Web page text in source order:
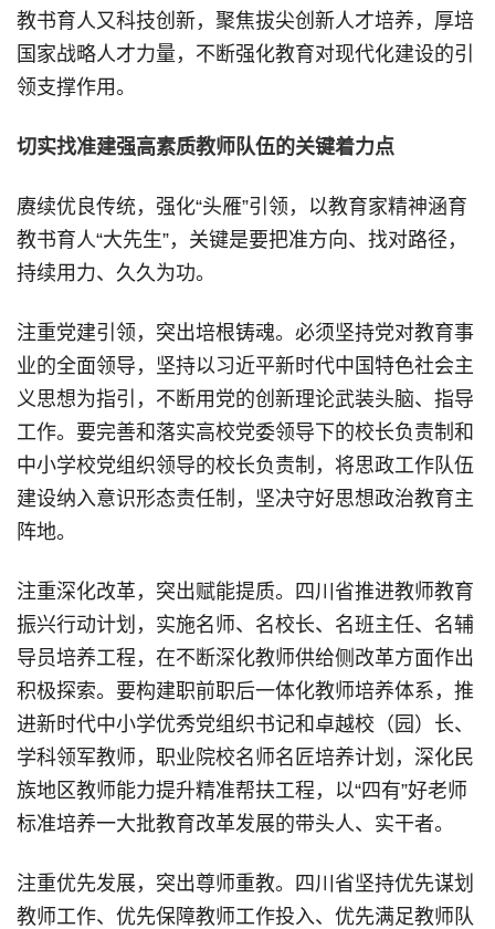
教书育人又科技创新，聚焦拔尖创新人才培养，厚培
国家战略人才力量，不断强化教育对现代化建设的引
领支撑作用。
切实找准建强高素质教师队伍的关键着力点
赓续优良传统，强化“头雁”引领，以教育家精神涵育
教书育人“大先生”，关键是要把准方向、找对路径，
持续用力、久久为功。
注重党建引领，突出培根铸魂。必须坚持党对教育事
业的全面领导，坚持以习近平新时代中国特色社会主
义思想为指引，不断用党的创新理论武装头脑、指导
工作。要完善和落实高校党委领导下的校长负责制和
中小学校党组织领导的校长负责制，将思政工作队伍
建设纳入意识形态责任制，坚决守好思想政治教育主
阵地。
注重深化改革，突出赋能提质。四川省推进教师教育
振兴行动计划，实施名师、名校长、名班主任、名辅
导员培养工程，在不断深化教师供给侧改革方面作出
积极探索。要构建职前职后一体化教师培养体系，推
进新时代中小学优秀党组织书记和卓越校（园）长、
学科领军教师，职业院校名师名匠培养计划，深化民
族地区教师能力提升精准帮扶工程，以“四有”好老师
标准培养一大批教育改革发展的带头人、实干者。
注重优先发展，突出尊师重教。四川省坚持优先谋划
教师工作、优先保障教师工作投入、优先满足教师队